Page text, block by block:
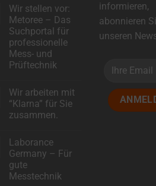
zu
DSC-
Electronics
erweitert
das
Produktsortiment
mit
neuen
Modellen!
Wir stellen vor:
Metoree – Das
Suchportal für
professionelle
Mess- und
Prüftechnik
zu
Wir
stellen
vor:
Das
Suchportal
für
professionelle
Mess-
und
Wir arbeiten mit
“Klarna” für Sie
zusammen.
Wir
arbeiten
mit
“Klarna”
für
Laborance
Germany – Für
gute
Messtechnik
informieren,
abonnieren
unseren